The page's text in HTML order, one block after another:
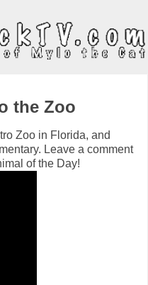
the Zoo
Zoo in Florida, and
Leave a comment
of the Day!